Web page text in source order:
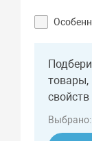
товары,
свойств